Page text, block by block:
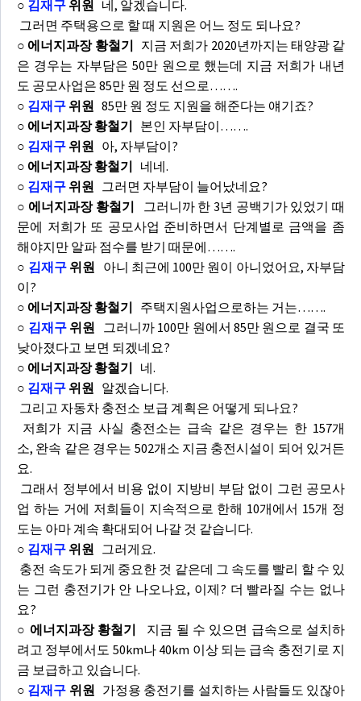
○ 김재구 위원 네, 알겠습니다.
그러면 주택용으로 할 때 지원은 어느 정도 되나요?
○ 에너지과장 황철기 지금 저희가 2020년까지는 태양광 같
은 경우는 자부담은 50만 원으로 했는데 지금 저희가 내년
도 공모사업은 85만 원 정도 선으로…….
○ 김재구 위원 85만 원 정도 지원을 해준다는 얘기죠?
○ 에너지과장 황철기 본인 자부담이…….
○ 김재구 위원 아, 자부담이?
○ 에너지과장 황철기 네네.
○ 김재구 위원 그러면 자부담이 늘어났네요?
○ 에너지과장 황철기 그러니까 한 3년 공백기가 있었기 때
문에 저희가 또 공모사업 준비하면서 단계별로 금액을 좀
해야지만 알파 점수를 받기 때문에…….
○ 김재구위원 아니 최근에 100만 원이 아니었어요, 자부담
이?
○ 에너지과장 황철기 주택지원사업으로하는 거는…….
○ 김재구위원
그러니까 100만 원에서 85만 원으로 결국 또
낮아졌다고 보면 되겠네요?
○ 에너지과장 황철기 네.
○ 김재구 위원 알겠습니다.
그리고 자동차 충전소 보급 계획은 어떻게 되나요?
저희가 지금 사실 충전소는 급속 같은 경우는 한 157개
소, 완속 같은 경우는 502개소 지금 충전시설이 되어 있거든
요.
그래서 정부에서 비용 없이 지방비 부담 없이 그런 공모사
업 하는 거에 저희들이 지속적으로 한해 10개에서 15개 정
도는 아마 계속 확대되어 나갈 것 같습니다.
○ 김재구 위원 그러게요.
충전 속도가 되게 중요한 것 같은데 그 속도를 빨리 할 수 있
는 그런 충전기가 안 나오나요, 이제? 더 빨라질 수는 없나
요?
○ 에너지과장 황철기
지금 될 수 있으면 급속으로 설치하
려고 정부에서도 50km나 40km 이상 되는 급속 충전기로 지
금 보급하고 있습니다.
○ 김재구 위원 가정용 충전기를 설치하는 사람들도 있잖아